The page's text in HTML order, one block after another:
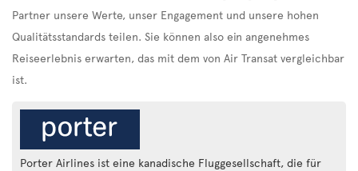
Partner unsere Werte, unser Engagement und unsere hohen
Qualitätsstandards teilen. Sie können also ein angenehmes
Reiseerlebnis erwarten, das mit dem von Air Transat vergleichbar
ist.
Porter Airlines ist eine kanadische Fluggesellschaft, die für